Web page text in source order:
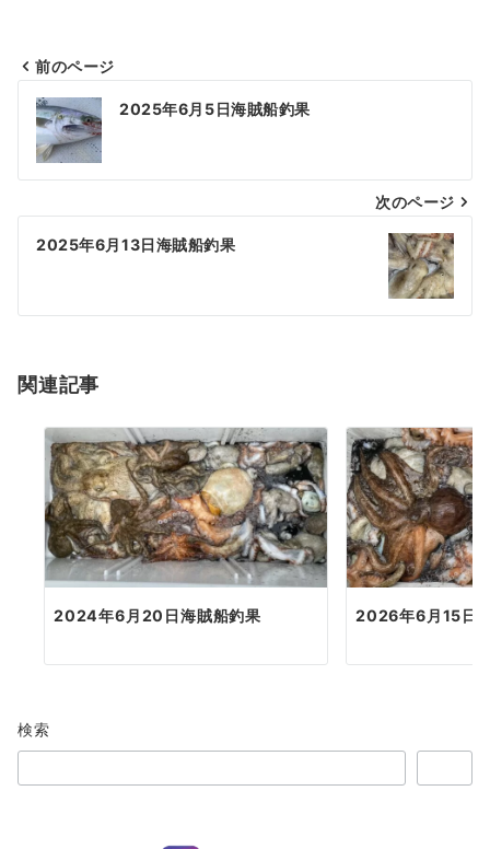
投
稿
ナ
ビ
ゲ
シ
ン
前のページ
2025年6月5日海賊船釣果
次のページ
2025年6月13日海賊船釣果
関連記事
2024年6月20日海賊船釣果 2026年6月15日
検索